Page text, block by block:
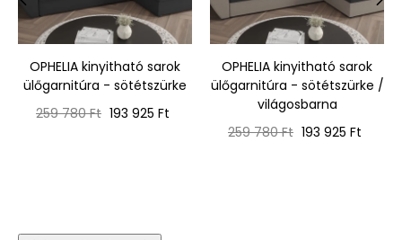
OPHELIA kinyitható sarok
ülőgarnitúra - sötétszürke
Normál
259 780 Ft Ár
193 925 Ft
OPHELIA kinyitható sarok
ülőgarnitúra - sötétszürke /
világosbarna
Normál
259 780 Ft Ár
193 925 Ft
‹